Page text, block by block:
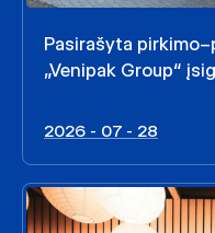
Pasirašyta
„Venipak Group“
2026 - 07 - 28